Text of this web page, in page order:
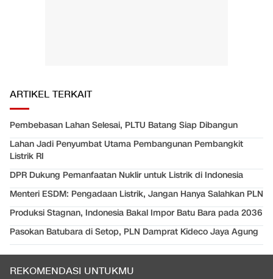
ARTIKEL TERKAIT
Pembebasan Lahan Selesai, PLTU Batang Siap Dibangun
Lahan Jadi Penyumbat Utama Pembangunan Pembangkit
Listrik RI
DPR Dukung Pemanfaatan Nuklir untuk Listrik di Indonesia
Menteri ESDM: Pengadaan Listrik, Jangan Hanya Salahkan PLN
Produksi Stagnan, Indonesia Bakal Impor Batu Bara pada 2036
Pasokan Batubara di Setop, PLN Damprat Kideco Jaya Agung
REKOMENDASI UNTUKMU